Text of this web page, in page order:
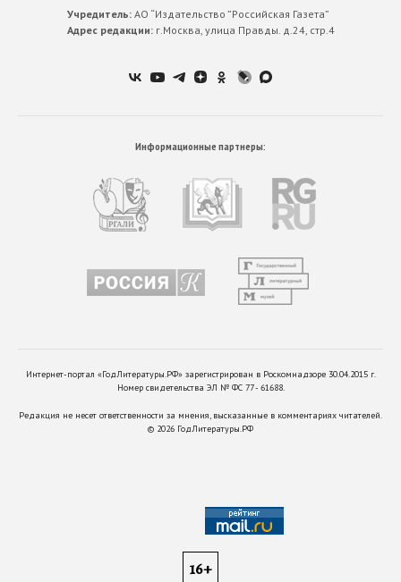
Учредитель:АО “Издательство ”Российская Газета”
Адрес редакции:г.Москва, улица Правды. д.24, стр.4
Информационные партнеры:
Интернет-портал «ГодЛитературы.РФ» зарегистрирован в Роскомнадзоре 30.04.2015 г.
Номер свидетельства ЭЛ № ФС 77 - 61688.
Редакция не несет ответственности за мнения, высказанные в комментариях читателей.
© 2026 ГодЛитературы.РФ
16+